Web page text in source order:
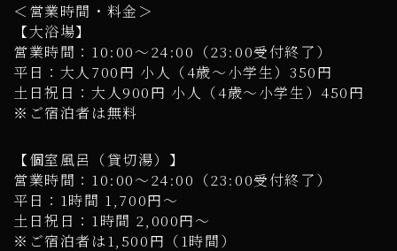
＜営業時間・料金＞
【大浴場】
営業時間：10:00～24:00（23:00受付終了）
平日：大人700円 小人（4歳～小学生）350円
土日祝日：大人900円 小人（4歳～小学生）450円
※ご宿泊者は無料
【個室風呂（貸切湯）】
営業時間：10:00～24:00（23:00受付終了）
平日：1時間 1,700円～
土日祝日：1時間 2,000円～
※ご宿泊者は1,500円（1時間）